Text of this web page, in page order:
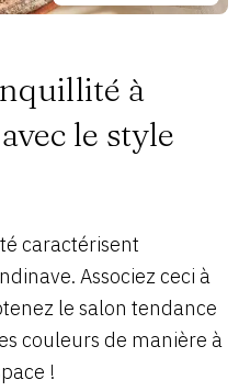
à
le style
caractérisent
Associez ceci à
le salon tendance
couleurs de manière à
!